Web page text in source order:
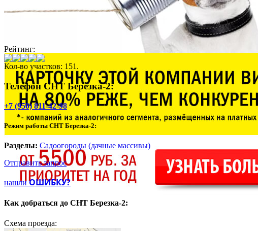
Рейтинг:
Кол-во участков: 151.
Телефон СНТ Березка-2:
+7 (950) 811-42-98
Режим работы СНТ Березка-2:
Разделы: Садоогороды (дачные массивы)
Отправить запрос
нашли ОШИБКУ?
Как добраться до СНТ Березка-2:
Схема проезда: